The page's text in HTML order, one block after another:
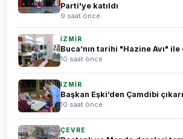
Parti'ye katıldı
9 saat önce
İZMİR
Buca’nın tarihi "Hazine Avı" ile
10 saat önce
İZMİR
Başkan Eşki’den Çamdibi
10 saat önce
ÇEVRE